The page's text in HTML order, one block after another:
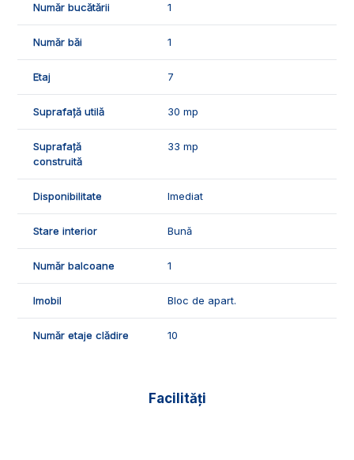
Număr bucătării 1
Număr băi 1
Etaj 7
Suprafață utilă 30 mp
Suprafață
construită
33 mp
Disponibilitate Imediat
Stare interior Bună
Număr balcoane 1
Imobil Bloc de apart.
Număr etaje clădire 10
Facilități